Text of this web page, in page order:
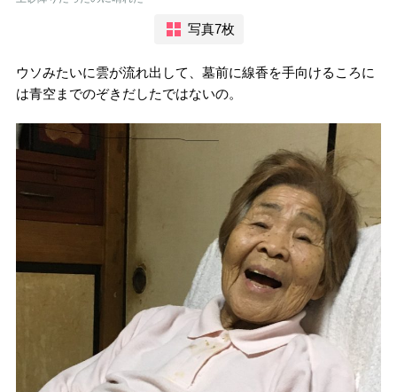
写真7枚
ウソみたいに雲が流れ出して、墓前に線香を手向けるころに
は青空までのぞきだしたではないの。